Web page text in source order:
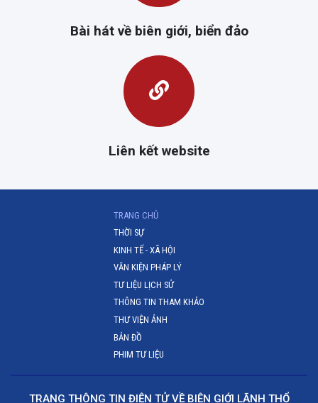
Bài hát về biên giới, biển đảo
Liên kết website
TRANG CHỦ(CURRENT)
THỜI SỰ
KINH TẾ - XÃ HỘI
VĂN KIỆN PHÁP LÝ
TƯ LIỆU LỊCH SỬ
THÔNG TIN THAM KHẢO
THƯ VIỆN ẢNH
BẢN ĐỒ
PHIM TƯ LIỆU
TRANG THÔNG TIN ĐIỆN TỬ VỀ BIÊN GIỚI LÃNH THỔ